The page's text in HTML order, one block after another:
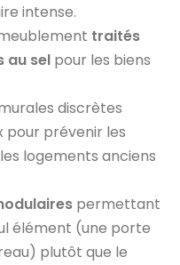
intense.
traités
au sel pour les biens
discrètes
pour prévenir les
logements anciens
permettant
élément (une porte
plutôt que le